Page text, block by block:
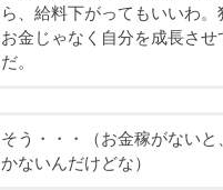
ら、給料下がってもいいわ。
お金じゃなく自分を成長させ
だ。
そう・・・（お金稼がない
かないんだけどな）